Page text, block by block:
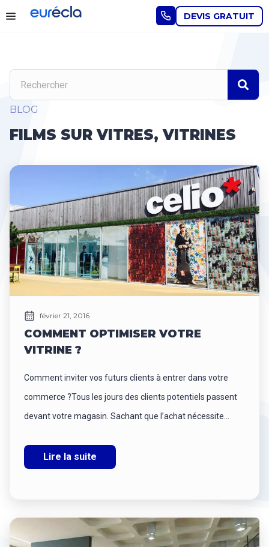
DEVIS GRATUIT
BLOG
FILMS SUR VITRES, VITRINES
février 21, 2016
COMMENT OPTIMISER VOTRE
VITRINE ?
Comment inviter vos futurs clients à entrer dans votre
commerce ?Tous les jours des clients potentiels passent
devant votre magasin. Sachant que l’achat nécessite...
Lire la suite